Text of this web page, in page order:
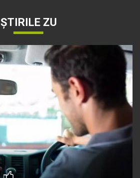
ȘTIRILE ZU